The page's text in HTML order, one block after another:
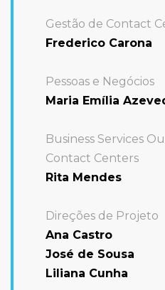
Gestão de Contact
Frederico Carona
Pessoas e Negócios
Maria Emília
Business Services
Contact Centers
Rita Mendes
Direções de Projeto
Ana Castro
José de Sousa
Liliana Cunha